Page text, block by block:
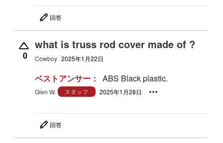
回答
0
what is truss rod cover made of ?
Cowboy 2025年1月22日
ベストアンサー： ABS Black plastic.
Glen W. スタッフ 2025年1月28日
回答